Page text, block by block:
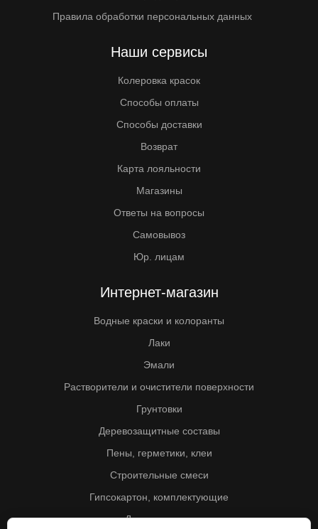
Правила обработки персональных данных
Наши сервисы
Колеровка красок
Способы оплаты
Способы доставки
Возврат
Карта лояльности
Магазины
Ответы на вопросы
Самовывоз
Юр. лицам
Интернет-магазин
Водные краски и колоранты
Лаки
Эмали
Растворители и очистители поверхности
Грунтовки
Деревозащитные составы
Пены, герметики, клеи
Строительные смеси
Гипсокартон, комплектующие
Другие товары